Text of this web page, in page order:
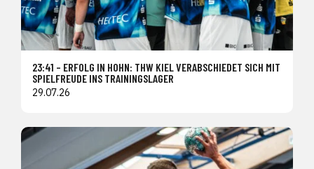
23:41 – ERFOLG IN HOHN: THW KIEL VERABSCHIEDET SICH MIT
SPIELFREUDE INS TRAININGSLAGER
29.07.26